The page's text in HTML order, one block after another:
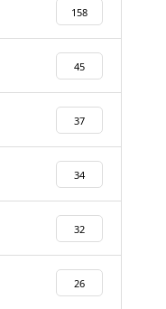
158
45
37
34
32
26